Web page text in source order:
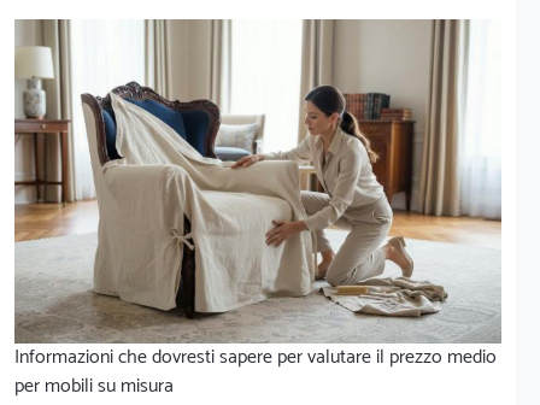
Informazioni che dovresti sapere per valutare il prezzo medio
per mobili su misura